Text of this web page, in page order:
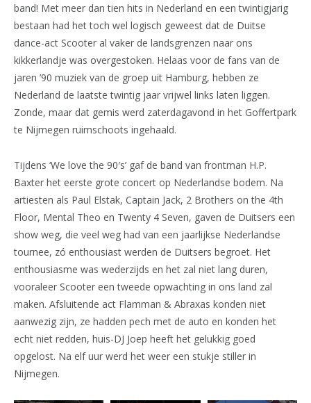
band! Met meer dan tien hits in Nederland en een twintigjarig
bestaan had het toch wel logisch geweest dat de Duitse
dance-act Scooter al vaker de landsgrenzen naar ons
kikkerlandje was overgestoken. Helaas voor de fans van de
jaren ’90 muziek van de groep uit Hamburg, hebben ze
Nederland de laatste twintig jaar vrijwel links laten liggen.
Zonde, maar dat gemis werd zaterdagavond in het Goffertpark
te Nijmegen ruimschoots ingehaald.
Tijdens ‘We love the 90′s’ gaf de band van frontman H.P.
Baxter het eerste grote concert op Nederlandse bodem. Na
artiesten als Paul Elstak, Captain Jack, 2 Brothers on the 4th
Floor, Mental Theo en Twenty 4 Seven, gaven de Duitsers een
show weg, die veel weg had van een jaarlijkse Nederlandse
tournee, zó enthousiast werden de Duitsers begroet. Het
enthousiasme was wederzijds en het zal niet lang duren,
vooraleer Scooter een tweede opwachting in ons land zal
maken. Afsluitende act Flamman & Abraxas konden niet
aanwezig zijn, ze hadden pech met de auto en konden het
echt niet redden, huis-DJ Joep heeft het gelukkig goed
opgelost. Na elf uur werd het weer een stukje stiller in
Nijmegen.